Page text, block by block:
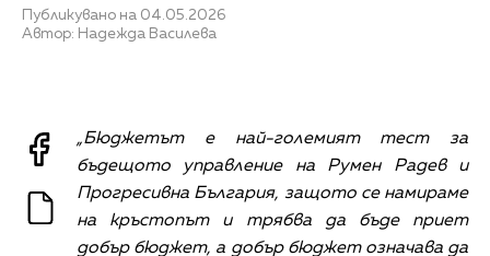
Публикувано на 04.05.2026
Автор: Надежда Василева
„Бюджетът е най-големият тест за
бъдещото управление на Румен Радев и
Прогресивна България, защото се намираме
на кръстопът и трябва да бъде приет
добър бюджет, а добър бюджет означава да